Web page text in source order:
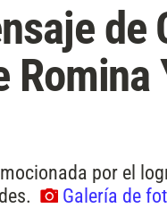
de
por el
Galería de